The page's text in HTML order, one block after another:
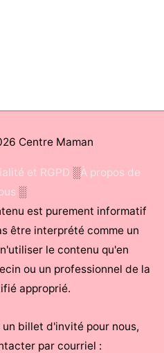
Centre Maman
et RGPD ░À propos de
░
est purement informatif
être interprété comme un
le contenu qu'en
ou un professionnel de la
approprié.
billet d'invité pour nous,
par courriel :